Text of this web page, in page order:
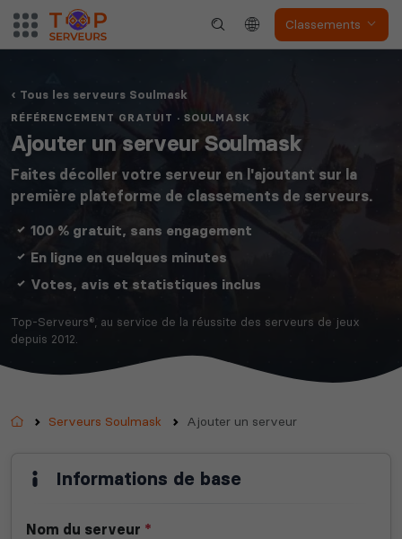
Classements
Tous les serveurs Soulmask
RÉFÉRENCEMENT GRATUIT · SOULMASK
Ajouter un serveur Soulmask
Faites décoller votre serveur en l'ajoutant sur la
première plateforme de classements de serveurs.
100 % gratuit, sans engagement
En ligne en quelques minutes
Votes, avis et statistiques inclus
Top-Serveurs®, au service de la réussite des serveurs de jeux
depuis 2012.
AccueilServeurs Soulmask Ajouter un serveur
Informations de base
Nom du serveur *